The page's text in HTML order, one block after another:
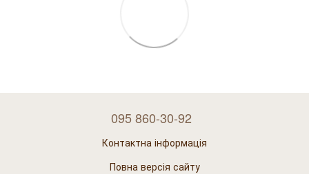
095 860-30-92
Контактна інформація
Повна версія сайту